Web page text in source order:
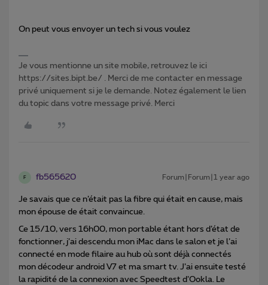
On peut vous envoyer un tech si vous voulez
Je vous mentionne un site mobile, retrouvez le ici
https://sites.bipt.be/ . Merci de me contacter en message
privé uniquement si je le demande. Notez également le lien
du topic dans votre message privé. Merci
F fb565620 Forum|Forum|1 year ago
Je savais que ce n’était pas la fibre qui était en cause, mais
mon épouse de était convaincue.
Ce 15/10, vers 16h00, mon portable étant hors d’état de
fonctionner, j’ai descendu mon iMac dans le salon et je l’ai
connecté en mode filaire au hub où sont déjà connectés
mon décodeur android V7 et ma smart tv. J’ai ensuite testé
la rapidité de la connexion avec Speedtest d’Ookla. Le